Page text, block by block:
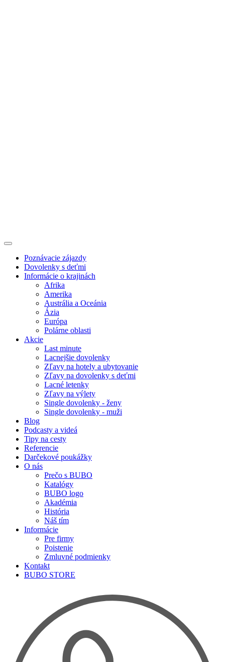
Poznávacie zájazdy
Dovolenky s deťmi
Informácie o krajinách
Afrika
Amerika
Austrália a Oceánia
Ázia
Európa
Polárne oblasti
Akcie
Last minute
Lacnejšie dovolenky
Zľavy na hotely a ubytovanie
Zľavy na dovolenky s deťmi
Lacné letenky
Zľavy na výlety
Single dovolenky - ženy
Single dovolenky - muži
Blog
Podcasty a videá
Tipy na cesty
Referencie
Darčekové poukážky
O nás
Prečo s BUBO
Katalógy
BUBO logo
Akadémia
História
Náš tím
Informácie
Pre firmy
Poistenie
Zmluvné podmienky
Kontakt
BUBO STORE